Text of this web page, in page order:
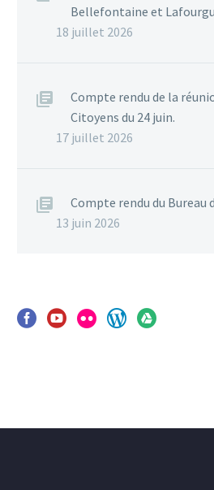
Bellefontaine et
18 juillet 2026
Compte rendu de la
Citoyens du 24 juin.
17 juillet 2026
Compte rendu du Bureau
13 juin 2026